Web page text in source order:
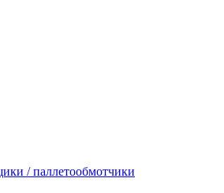
/ паллетообмотчики